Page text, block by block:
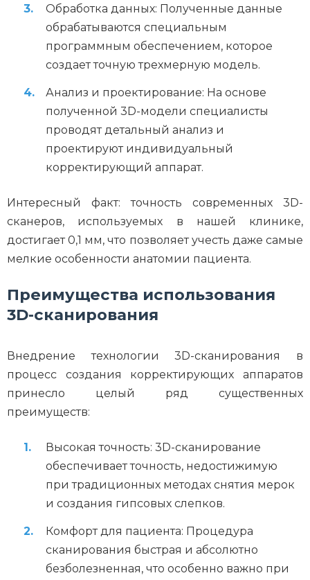
Обработка данных: Полученные данные
обрабатываются специальным
программным обеспечением, которое
создает точную трехмерную модель.
Анализ и проектирование: На основе
полученной 3D-модели специалисты
проводят детальный анализ и
проектируют индивидуальный
корректирующий аппарат.
Интересный факт: точность современных 3D-
сканеров, используемых в нашей клинике,
достигает 0,1 мм, что позволяет учесть даже самые
мелкие особенности анатомии пациента.
Преимущества использования
3D-сканирования
Внедрение технологии 3D-сканирования в
процесс создания корректирующих аппаратов
принесло целый ряд существенных
преимуществ:
Высокая точность: 3D-сканирование
обеспечивает точность, недостижимую
при традиционных методах снятия мерок
и создания гипсовых слепков.
Комфорт для пациента: Процедура
сканирования быстрая и абсолютно
безболезненная, что особенно важно при